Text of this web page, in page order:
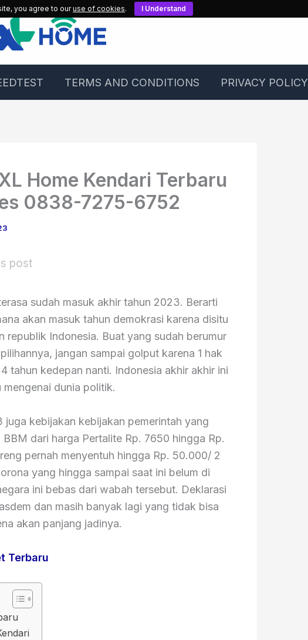
TERMS AND CONDITIONS PRIVACY POLICY
Home Kendari Terbaru
0838-7275-6752
post
sudah masuk akhir tahun 2023. Berarti
akan masuk tahun demokrasi karena disitu
republik Indonesia. Buat yang sudah berumur
jangan sampai golput karena 1 hak
tahun kedepan nanti. Indonesia akhir akhir ini
dunia politik.
juga kebijakan kebijakan pemerintah yang
dari harga Pertalite Rp. 7650 hingga Rp.
pernah menyentuh hingga Rp. 50.000/ 2
yang hingga sampai saat ini belum di
ini bebas dari wabah tersebut. Deklarasi
dan masih banyak lagi yang tidak bisa
akan panjang jadinya.
Terbaru
you agree to ouruse of cookies. I Understand